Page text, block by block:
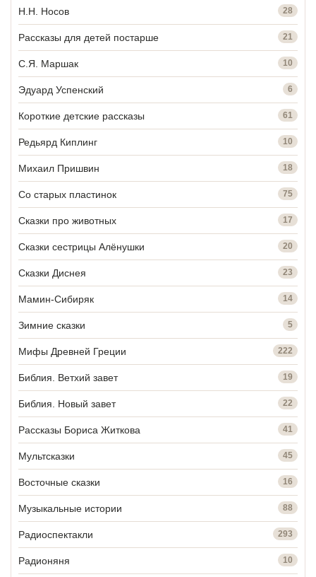
Н.Н. Носов 28
Рассказы для детей постарше 21
С.Я. Маршак 10
Эдуард Успенский 6
Короткие детские рассказы 61
Редьярд Киплинг 10
Михаил Пришвин 18
Со старых пластинок 75
Сказки про животных 17
Сказки сестрицы Алёнушки 20
Сказки Диснея 23
Мамин-Сибиряк 14
Зимние сказки 5
Мифы Древней Греции 222
Библия. Ветхий завет 19
Библия. Новый завет 22
Рассказы Бориса Житкова 41
Мультсказки 45
Восточные сказки 16
Музыкальные истории 88
Радиоспектакли 293
Радионяня 10